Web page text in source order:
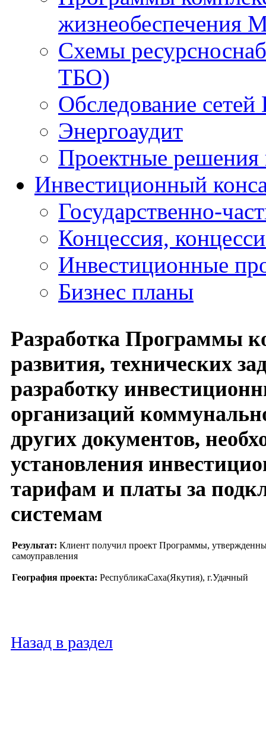
жизнеобеспечения
Схемы
ТБО)
Обследование
Энергоаудит
Проектные решения
Инвестиционный
Государственно-
Концессия,
Инвестиционные
Бизнес планы
Разработка Программы
развития, технических
разработку
организаций
других документов,
установления
тарифам и платы за
системам
Результат: Клиент получил проект Программы,
самоуправления
География проекта: РеспубликаСаха(Якутия), г.Удачный
Назад в раздел